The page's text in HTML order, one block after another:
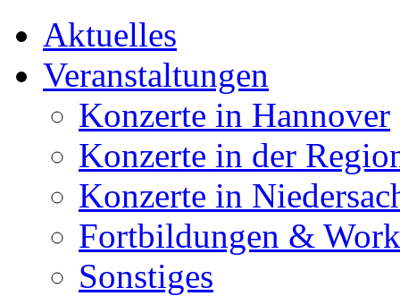
Aktuelles
Veranstaltungen
Konzerte in Hannover
Konzerte in der
Konzerte in
Fortbildungen &
Sonstiges